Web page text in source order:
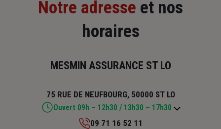
Notre adresse et nos
horaires
MESMIN ASSURANCE ST LO
75 RUE DE NEUFBOURG, 50000 ST LO
Ouvert 09h – 12h30 / 13h30 – 17h30
09 71 16 52 11